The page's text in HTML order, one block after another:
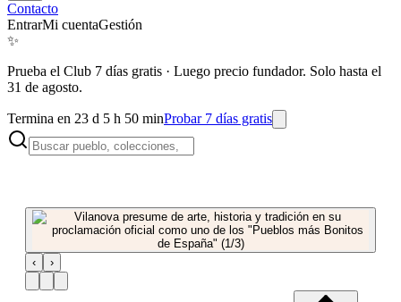
Contacto
EntrarMi cuentaGestión
✨
Prueba el Club 7 días gratis · Luego precio fundador. Solo hasta el
31 de agosto.
Termina en 23 d 5 h 50 minProbar 7 días gratis
‹ ›